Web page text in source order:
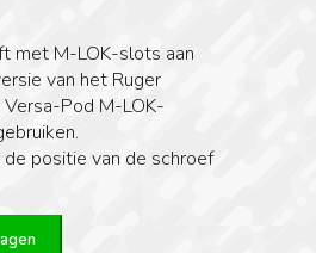
met M-LOK-slots aan
van het Ruger
Pod M-LOK-
positie van de schroef